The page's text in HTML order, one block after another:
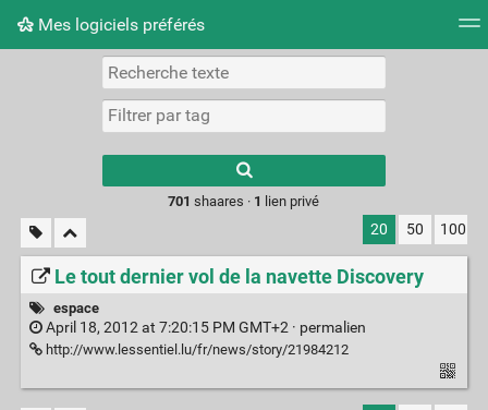
Mes logiciels préférés
Nuage de tags Mur d'images
results.
701 shaares · 1 lien privé
20 50 100
Le tout dernier vol de la navette Discovery
espace
April 18, 2012 at 7:20:15 PM GMT+2 · permalien
http://www.lessentiel.lu/fr/news/story/21984212